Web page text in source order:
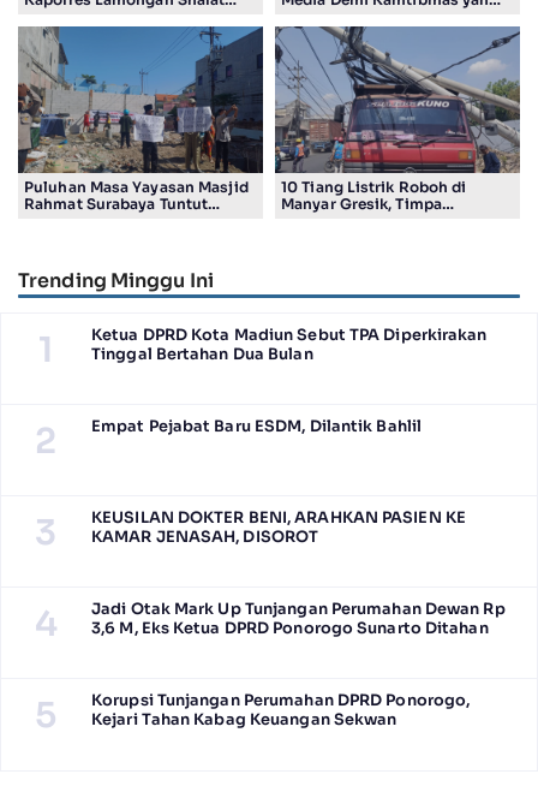
Pengurus
Puluhan Masa Yayasan Masjid
Rahmat Surabaya Tuntut
10 Tiang Listrik Roboh di
Manyar Gresik, Timpa
Trending Minggu Ini
1
Ketua DPRD Kota Madiun Sebut TPA Diperkirakan
Tinggal Bertahan Dua Bulan
2 Empat Pejabat Baru ESDM, Dilantik Bahlil
3
KEUSILAN DOKTER BENI, ARAHKAN PASIEN KE
KAMAR JENASAH, DISOROT
4
Jadi Otak Mark Up Tunjangan Perumahan Dewan Rp
3,6 M, Eks Ketua DPRD Ponorogo Sunarto Ditahan
5
Korupsi Tunjangan Perumahan DPRD Ponorogo,
Kejari Tahan Kabag Keuangan Sekwan